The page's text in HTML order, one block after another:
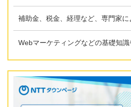
補助金、税金、経理など、専門家
Webマーケティングなどの基礎知